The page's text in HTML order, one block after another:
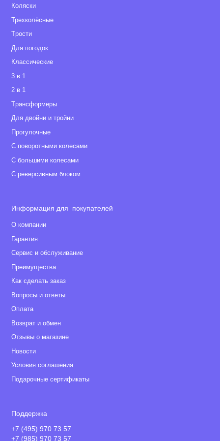
Коляски
Трехколёсные
Tрости
Для погодок
Классические
3 в 1
2 в 1
Tрансформеры
Для двойни и тройни
Прогулочные
С поворотными колесами
С большими колесами
С реверсивным блоком
Информация для покупателей
О компании
Гарантия
Сервис и обслуживание
Преимущества
Как сделать заказ
Вопросы и ответы
Оплата
Возврат и обмен
Отзывы о магазине
Новости
Условия соглашения
Подарочные сертификаты
Поддержка
+7 (495) 970 73 57
+7 (985) 970 73 57